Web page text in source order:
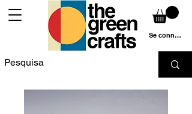
Se connecter